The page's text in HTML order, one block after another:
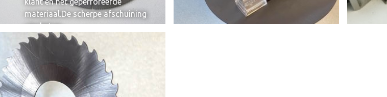
materiaal.De scherpe afschuining
van het m...